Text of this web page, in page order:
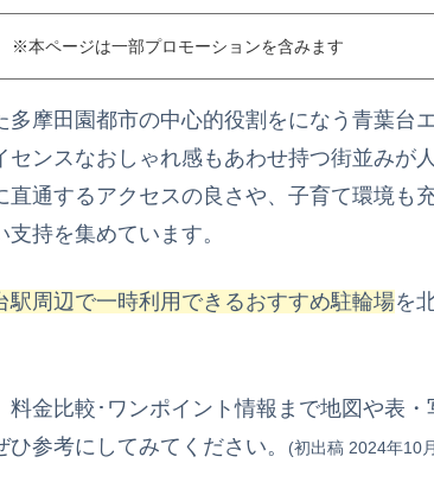
※本ページは一部プロモーションを含みます
摩田園都市の中心的役割をになう青葉台
センスなおしゃれ感もあわせ持つ街並みが
直通するアクセスの良さや、子育て環境も
持を集めています。
駅周辺で一時利用できるおすすめ駐輪場を
金比較･ワンポイント情報まで地図や表・
参考にしてみてください。
(初出稿 2024年10